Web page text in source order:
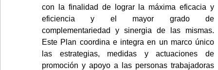
con la finalidad de lograr la máxima eficacia y
eficiencia y el mayor grado de
complementariedad y sinergia de las mismas.
Este Plan coordina e integra en un marco único
las estrategias, medidas y actuaciones de
promoción y apoyo a las personas trabajadoras